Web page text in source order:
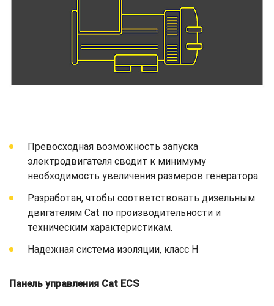
Превосходная возможность запуска
электродвигателя сводит к минимуму
необходимость увеличения размеров генератора.
Разработан, чтобы соответствовать дизельным
двигателям Cat по производительности и
техническим характеристикам.
Надежная система изоляции, класс H
Панель управления Cat ECS